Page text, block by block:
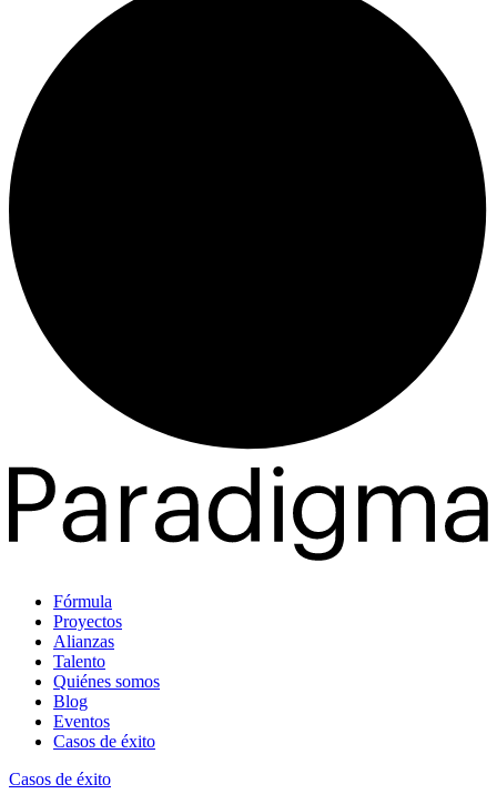
Fórmula
Proyectos
Alianzas
Talento
Quiénes somos
Blog
Eventos
Casos de éxito
Casos de éxito